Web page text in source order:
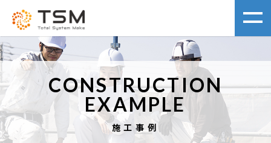
CONSTRUCTION
EXAMPLE
施工事例